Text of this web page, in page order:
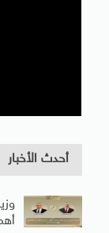
أحدث الأخبار